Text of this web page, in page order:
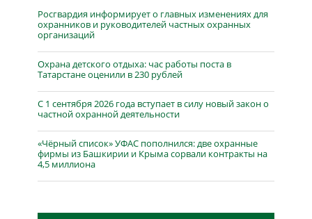
Росгвардия информирует о главных изменениях для
охранников и руководителей частных охранных
организаций
Охрана детского отдыха: час работы поста в
Татарстане оценили в 230 рублей
С 1 сентября 2026 года вступает в силу новый закон о
частной охранной деятельности
«Чёрный список» УФАС пополнился: две охранные
фирмы из Башкирии и Крыма сорвали контракты на
4,5 миллиона